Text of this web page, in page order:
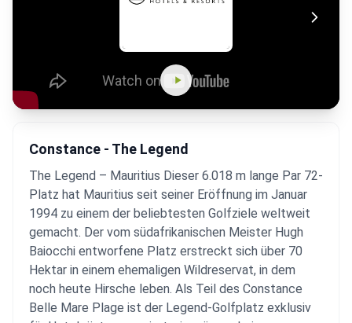
Constance - The Legend
The Legend – Mauritius Dieser 6.018 m lange Par 72-
Platz hat Mauritius seit seiner Eröffnung im Januar
1994 zu einem der beliebtesten Golfziele weltweit
gemacht. Der vom südafrikanischen Meister Hugh
Baiocchi entworfene Platz erstreckt sich über 70
Hektar in einem ehemaligen Wildreservat, in dem
noch heute Hirsche leben. Als Teil des Constance
Belle Mare Plage ist der Legend-Golfplatz exklusiv